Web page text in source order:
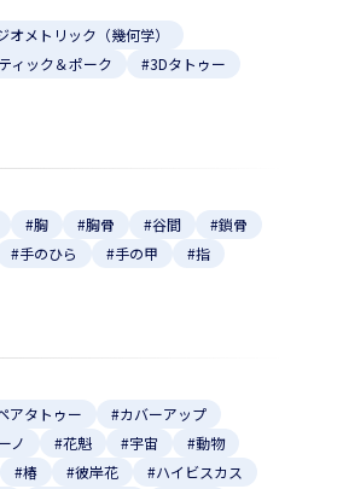
オメトリック（幾何学）
ィック＆ポーク
#3Dタトゥー
#胸 #胸骨 #谷間
#鎖骨
#手のひら #手の甲
#指
アタトゥー
#カバーアップ
ノ #花魁 #宇宙
#動物
#椿 #彼岸花
#ハイビスカス